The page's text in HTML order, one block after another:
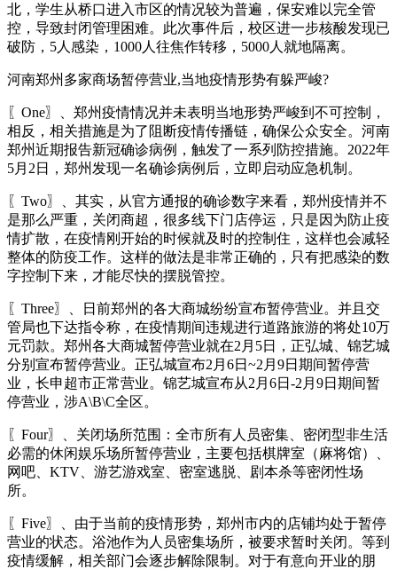
北，学生从桥口进入市区的情况较为普遍，保安难以完全管
控，导致封闭管理困难。此次事件后，校区进一步核酸发现已
破防，5人感染，1000人往焦作转移，5000人就地隔离。
河南郑州多家商场暂停营业,当地疫情形势有躲严峻?
〖One〗、郑州疫情情况并未表明当地形势严峻到不可控制，
相反，相关措施是为了阻断疫情传播链，确保公众安全。河南
郑州近期报告新冠确诊病例，触发了一系列防控措施。2022年
5月2日，郑州发现一名确诊病例后，立即启动应急机制。
〖Two〗、其实，从官方通报的确诊数字来看，郑州疫情并不
是那么严重，关闭商超，很多线下门店停运，只是因为防止疫
情扩散，在疫情刚开始的时候就及时的控制住，这样也会减轻
整体的防疫工作。这样的做法是非常正确的，只有把感染的数
字控制下来，才能尽快的摆脱管控。
〖Three〗、日前郑州的各大商城纷纷宣布暂停营业。并且交
管局也下达指令称，在疫情期间违规进行道路旅游的将处10万
元罚款。郑州各大商城暂停营业就在2月5日，正弘城、锦艺城
分别宣布暂停营业。正弘城宣布2月6日~2月9日期间暂停营
业，长申超市正常营业。锦艺城宣布从2月6日-2月9日期间暂
停营业，涉A\B\C全区。
〖Four〗、关闭场所范围：全市所有人员密集、密闭型非生活
必需的休闲娱乐场所暂停营业，主要包括棋牌室（麻将馆）、
网吧、KTV、游艺游戏室、密室逃脱、剧本杀等密闭性场
所。
〖Five〗、由于当前的疫情形势，郑州市内的店铺均处于暂停
营业的状态。浴池作为人员密集场所，被要求暂时关闭。等到
疫情缓解，相关部门会逐步解除限制。对于有意向开业的朋